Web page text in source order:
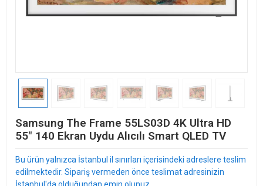
Samsung The Frame 55LS03D 4K Ultra HD
55" 140 Ekran Uydu Alıcılı Smart QLED TV
Bu ürün yalnızca İstanbul il sınırları içerisindeki adreslere teslim
edilmektedir. Sipariş vermeden önce teslimat adresinizin